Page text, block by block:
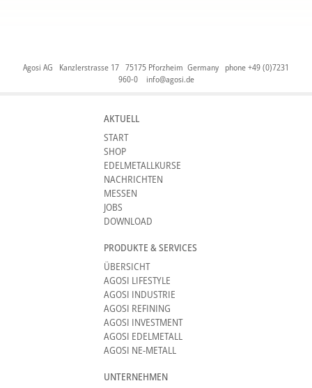
Agosi AG Kanzlerstrasse 17 75175 Pforzheim Germany phone +49 (0)7231
960-0 info@agosi.de
AKTUELL
START
SHOP
EDELMETALLKURSE
NACHRICHTEN
MESSEN
JOBS
DOWNLOAD
PRODUKTE & SERVICES
ÜBERSICHT
AGOSI LIFESTYLE
AGOSI INDUSTRIE
AGOSI REFINING
AGOSI INVESTMENT
AGOSI EDELMETALL
AGOSI NE-METALL
UNTERNEHMEN